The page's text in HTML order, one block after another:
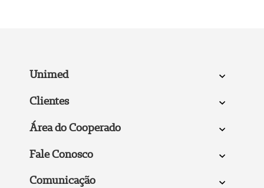
Unimed
Clientes
Área do Cooperado
Fale Conosco
Comunicação